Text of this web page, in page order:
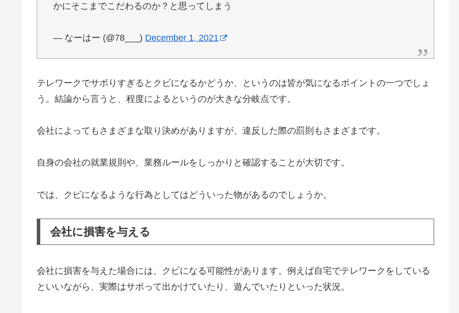
かにそこまでこだわるのか？と思ってしまう
— なーはー (@78___) December 1, 2021
テレワークでサボりすぎるとクビになるかどうか、というのは皆が気になるポイントの一つでしょ
う。結論から言うと、程度によるというのが大きな分岐点です。
会社によってもさまざまな取り決めがありますが、違反した際の罰則もさまざまです。
自身の会社の就業規則や、業務ルールをしっかりと確認することが大切です。
では、クビになるような行為としてはどういった物があるのでしょうか。
会社に損害を与える
会社に損害を与えた場合には、クビになる可能性があります。例えば自宅でテレワークをしている
といいながら、実際はサボって出かけていたり、遊んでいたりといった状況。